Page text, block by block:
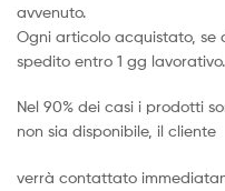
avvenuto.
Ogni articolo acquistato, se
spedito entro 1 gg lavorativo.
Nel 90% dei casi i prodotti
non sia disponibile, il cliente
verrà contattato